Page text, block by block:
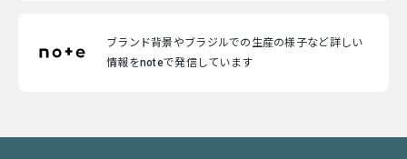
ブランド背景やブラジルでの生産の様子など詳しい
情報をnoteで発信しています